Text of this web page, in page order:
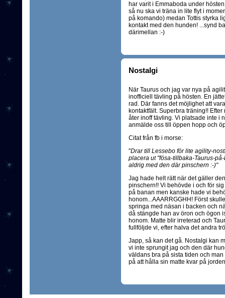
har varit i Emmaboda under
så nu ska vi träna in lite flyt i
på komando) medan Tottis styrka
kontakt med den hunden! ...synd
därimellan :-)
Nostalgi
När Taurus och jag var nya på
inofficiell tävling på hösten. En
rad. Där fanns det möjlighet att
kontaktfält. Superbra träning!!
åter inoff tävling. Vi platsade inte i
anmälde oss till öppen hopp och
Citat från fb i morse:
"Drar till Lessebo för lite agility-
placera ut "fösa-tillbaka-Taurus-
aldrig med den där pinschern :-)"
Jag hade helt rätt när det gäller
pinschern!! Vi behövde i och för
på banan men kanske hade vi
honom...AAARRGGHH! Först
springa med näsan i backen och
då stängde han av öron och ögon
honom. Matte blir irreterad och
fullföljde vi, efter halva det andra
Japp, så kan det gå. Nostalgi kan
vi inte sprungit jag och den där
väldans bra på sista tiden och
på att hålla sin matte kvar på